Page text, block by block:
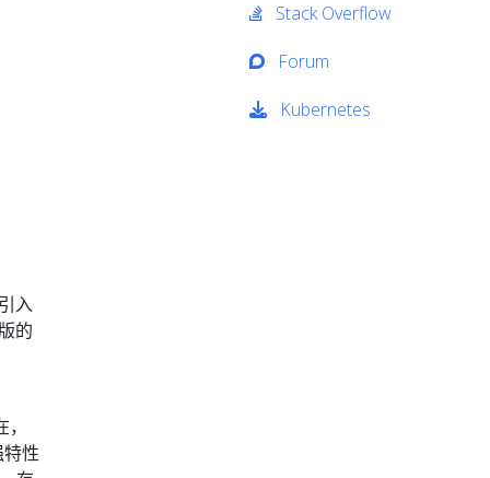
入
的
性
Stack Overflow
Forum
Kubernetes